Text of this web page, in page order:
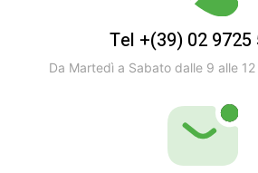
Tel +(39) 02 9725
Da Martedì a Sabato dalle 9 alle